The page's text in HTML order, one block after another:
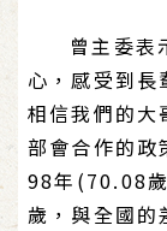
曾主委表示
心，感受到長
相信我們的大
部會合作的政
98年(70.08
歲，與全國的